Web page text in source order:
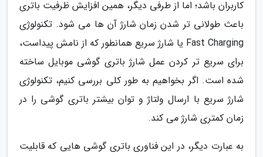
کاربران باشد؛ اما از طرفی دیگر، همین افزایش ظرفیت باتری
باعث طولانی تر شدن زمان شارژ آن ها می شود. تکنولوژی
Fast Charging یا شارژ سریع همانطور که از نامش پیداست،
برای سریع تر کردن عمل شارژ باتری گوشی موبایل ساخته
شده است. اگر بخواهیم به طور کلی بررسی کنیم، تکنولوژی
شارژ سریع با ارسال ولتاژ و توان بیشتر باتری گوشی را در
زمان کمتری شارژ می کند.
به عبارت دیگر، در این فناوری باتری گوشی هایی که قابلیت